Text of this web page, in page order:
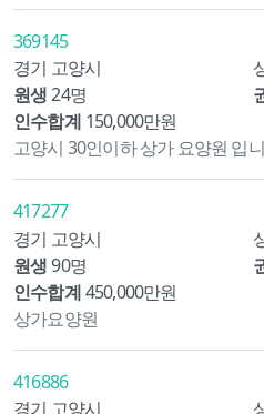
369145
경기 고양시
원생 24명
인수합계 150,000만원
고양시 30인이하 상가 요양원 입
417277
경기 고양시
원생 90명
인수합계450,000만원
상가요양원
416886
경기 고양시